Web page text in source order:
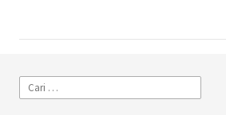
Cari
untuk: